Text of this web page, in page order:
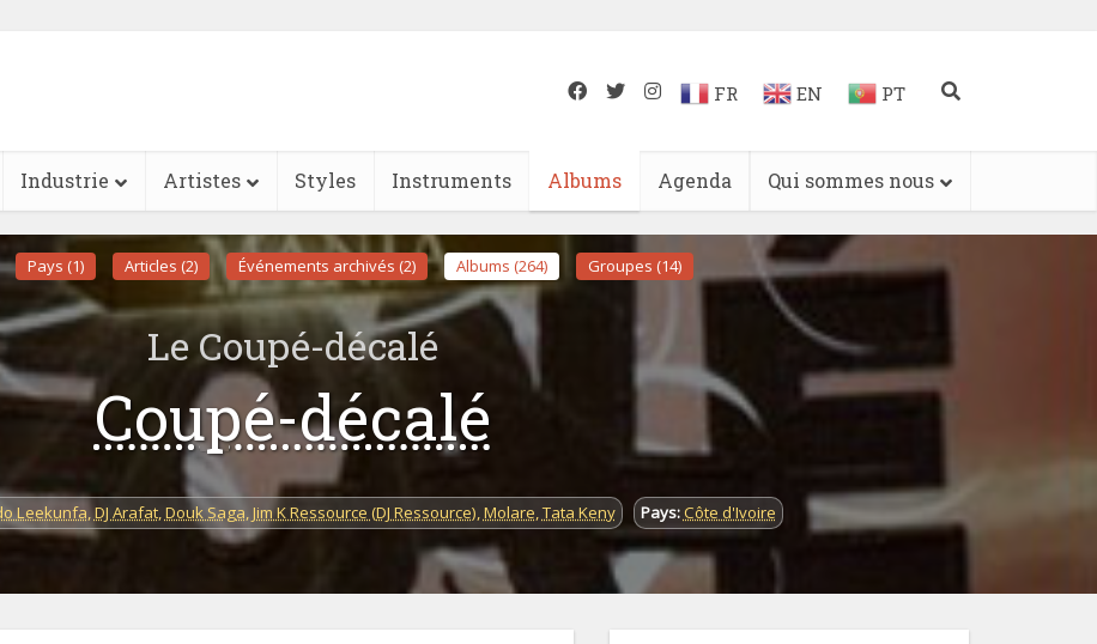
FR EN PT
Industrie Artistes Styles Instruments Albums Agenda Qui sommes nous
Pays (1) Articles (2) Événements archivés (2) Albums (264) Groupes (14)
Le Coupé-décalé
Coupé-décalé
Leekunfa,DJ Arafat,Douk Saga,Jim K Ressource (DJ Ressource),Molare,Tata Keny Pays:Côte d'Ivoire